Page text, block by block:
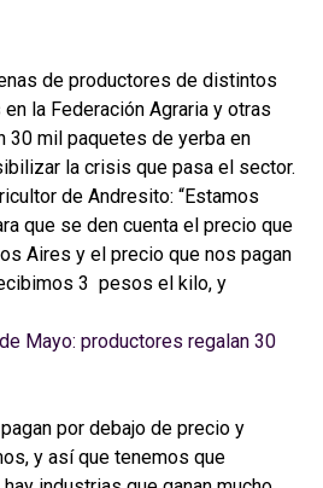
de productores de distintos
la Federación Agraria y otras
30 mil paquetes de yerba en
la crisis que pasa el sector.
de Andresito: “Estamos
que se den cuenta el precio que
Aires y el precio que nos pagan
3 pesos el kilo, y
por debajo de precio y
y así que tenemos que